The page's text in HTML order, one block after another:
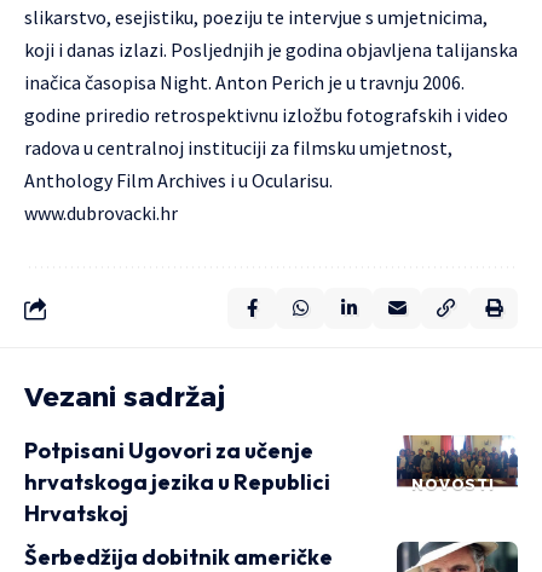
slikarstvo, esejistiku, poeziju te intervjue s umjetnicima,
koji i danas izlazi. Posljednjih je godina objavljena talijanska
inačica časopisa Night. Anton Perich je u travnju 2006.
godine priredio retrospektivnu izložbu fotografskih i video
radova u centralnoj instituciji za filmsku umjetnost,
Anthology Film Archives i u Ocularisu.
www.dubrovacki.hr
Vezani sadržaj
NOVOSTI
Potpisani Ugovori za učenje
hrvatskoga jezika u Republici
Hrvatskoj
Šerbedžija dobitnik američke